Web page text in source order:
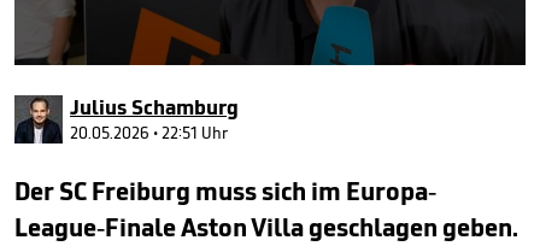
seconds
2
minutes,
seconds
Julius Schamburg
20.05.2026 • 22:51 Uhr
Der SC Freiburg muss sich im Europa-
League-Finale Aston Villa geschlagen geben.